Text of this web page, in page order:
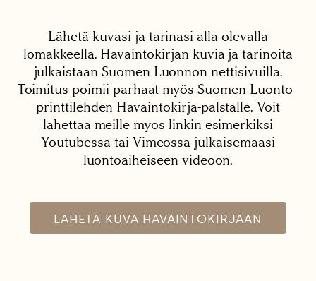
Lähetä kuvasi ja tarinasi alla olevalla
lomakkeella. Havaintokirjan kuvia ja tarinoita
julkaistaan Suomen Luonnon nettisivuilla.
Toimitus poimii parhaat myös Suomen Luonto -
printtilehden Havaintokirja-palstalle. Voit
lähettää meille myös linkin esimerkiksi
Youtubessa tai Vimeossa julkaisemaasi
luontoaiheiseen videoon.
LÄHETÄ KUVA HAVAINTOKIRJAAN